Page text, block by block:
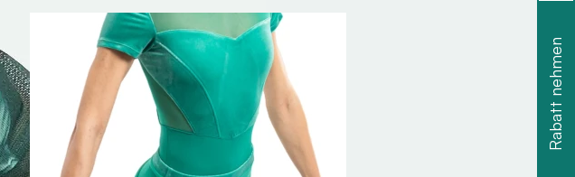
Rabatt nehmen